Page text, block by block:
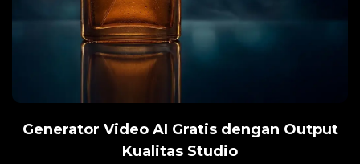
Generator Video AI Gratis dengan Output
Kualitas Studio